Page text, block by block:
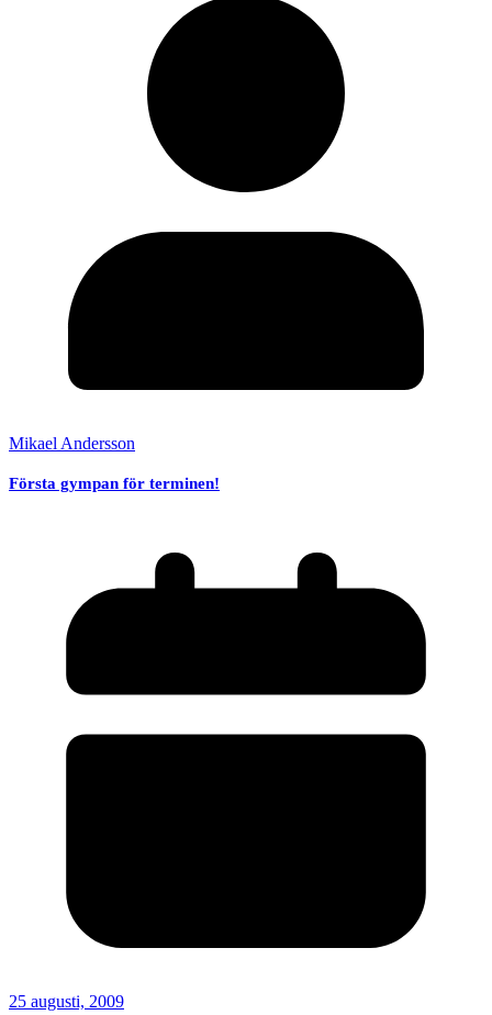
Mikael Andersson
Första gympan för terminen!
25 augusti, 2009